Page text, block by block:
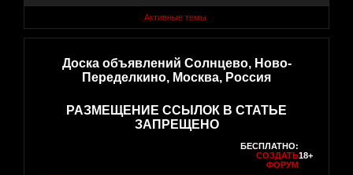
Активные темы
Доска объявлений Солнцево, Ново-
Переделкино, Москва, Россия
РАЗМЕЩЕНИЕ ССЫЛОК В СТАТЬЕ
ЗАПРЕЩЕНО
БЕСПЛАТНО:
СОЗДАТЬ
ФОРУМ
18+